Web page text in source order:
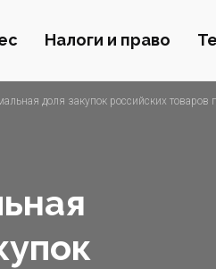
Налоги и право
доля закупок российских товаров